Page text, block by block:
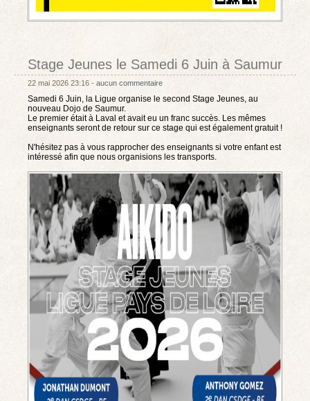
Stage Jeunes le Samedi 6 Juin à Saumur
22 mai 2026 23:16 - aucun commentaire
Samedi 6 Juin, la Ligue organise le second Stage Jeunes, au
nouveau Dojo de Saumur.
Le premier était à Laval et avait eu un franc succès. Les mêmes
enseignants seront de retour sur ce stage qui est également gratuit !
N'hésitez pas à vous rapprocher des enseignants si votre enfant est
intéressé afin que nous organisions les transports.